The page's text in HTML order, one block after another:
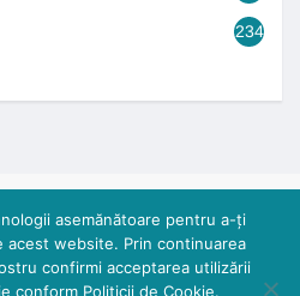
234
asemănătoare pentru a-ți
acest website. Prin continuarea
confirmi acceptarea utilizării
conform Politicii de Cookie.